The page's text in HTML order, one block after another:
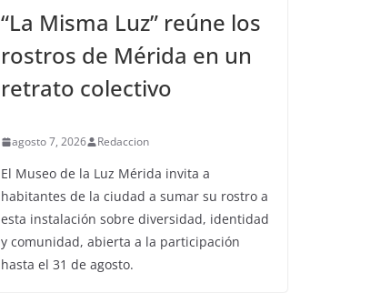
“La Misma Luz” reúne los
rostros de Mérida en un
retrato colectivo
agosto 7, 2026 Redaccion
El Museo de la Luz Mérida invita a
habitantes de la ciudad a sumar su rostro a
esta instalación sobre diversidad, identidad
y comunidad, abierta a la participación
hasta el 31 de agosto.